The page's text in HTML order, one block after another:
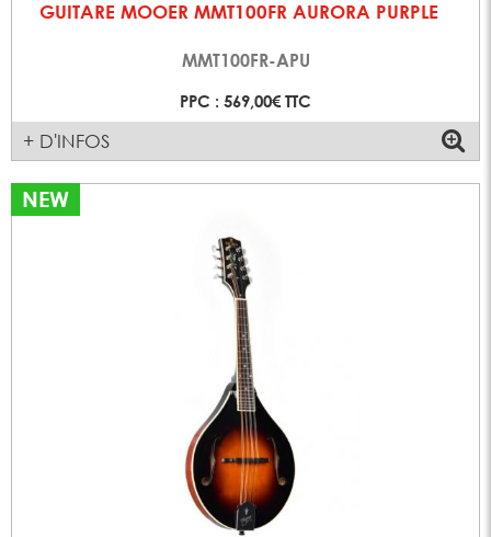
GUITARE MOOER MMT100FR AURORA PURPLE
MMT100FR-APU
PPC : 569,00€ TTC
+ D'INFOS
NEW